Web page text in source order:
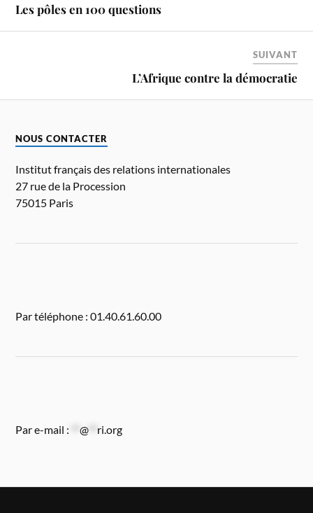
Les pôles en 100 questions
SUIVANT
L’Afrique contre la démocratie
NOUS CONTACTER
Institut français des relations internationales
27 rue de la Procession
75015 Paris
Par téléphone : 01.40.61.60.00
Par e-mail : **@ ri.org